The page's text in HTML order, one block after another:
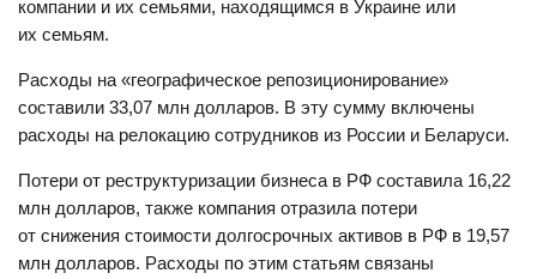
компании и их семьями, находящимся в Украине или
их семьям.
Расходы на «географическое репозиционирование»
составили 33,07 млн долларов. В эту сумму включены
расходы на релокацию сотрудников из России и Беларуси.
Потери от реструктуризации бизнеса в РФ составила 16,22
млн долларов, также компания отразила потери
от снижения стоимости долгосрочных активов в РФ в 19,57
млн долларов. Расходы по этим статьям связаны